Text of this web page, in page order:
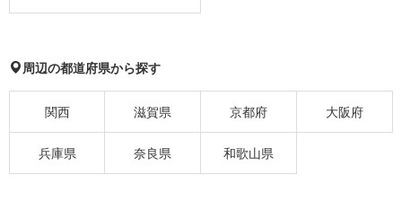
周辺の都道府県から探す
関西 滋賀県 京都府 大阪府
兵庫県 奈良県 和歌山県